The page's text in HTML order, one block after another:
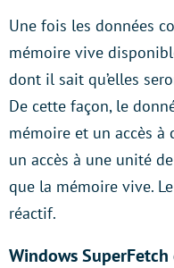
Une fois les données
mémoire vive
dont il sait qu’elles
De cette façon, le
mémoire et un accès à
un accès à une unité
que la mémoire vive.
réactif.
Windows